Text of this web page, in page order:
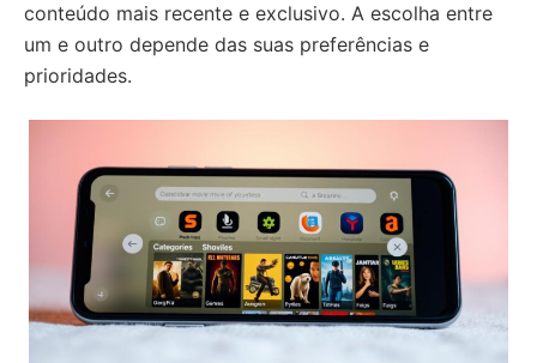
conteúdo mais recente e exclusivo. A escolha entre
um e outro depende das suas preferências e
prioridades.